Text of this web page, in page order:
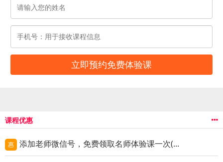
课程优惠
惠 添加老师微信号，免费领取名师体验课一次(...